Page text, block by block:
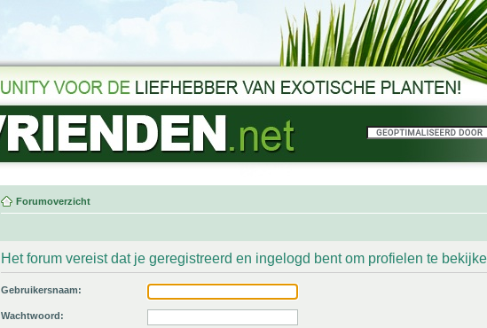
Forumoverzicht
Het forum vereist dat je geregistreerd en ingelogd bent om profielen te
Gebruikersnaam:
Wachtwoord: